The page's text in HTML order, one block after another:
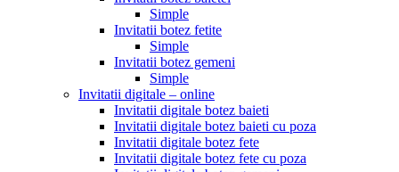
Simple
Invitatii botez fetite
Simple
Invitatii botez gemeni
Simple
Invitatii digitale – online
Invitatii digitale botez baieti
Invitatii digitale botez baieti cu poza
Invitatii digitale botez fete
Invitatii digitale botez fete cu poza